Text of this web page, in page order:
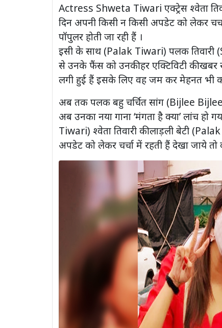
Actress Shweta Tiwari एक्ट्रेस श्वेता
दिन अपनी किसी न किसी अपडेट को लेकर
पॉपुलर होती जा रही हैं ।
इसी के साथ (Palak Tiwari) पलक तिवारी
से उनके फैंस को उनकी हर एक्टिविटी की खबर
लगी हुई हैं इसके लिए वह जम कर मेहनत भी
अब तक पलक बहु चर्चित सांग (Bijlee Bijlee)
अब उनका नया गाना ‘मंगता है क्या’ लांच हो
Tiwari) श्वेता तिवारी की लाड़ली बेटी
अपडेट को लेकर चर्चा में रहती हैं देखा जाये तो